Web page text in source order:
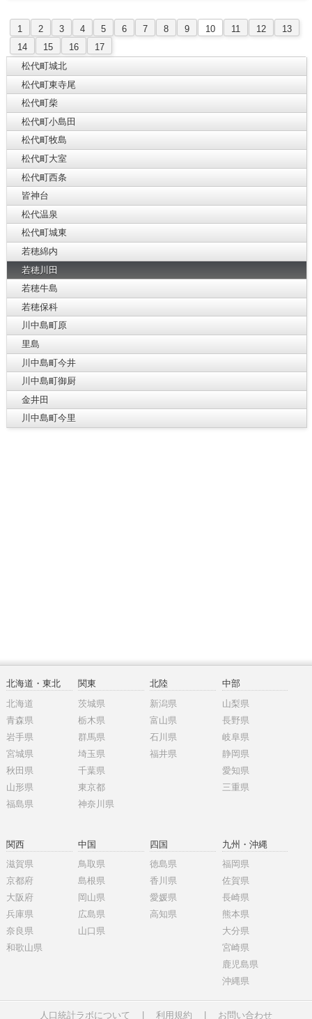
1 2 3 4 5 6 7 8 9 10 11 12
13
14
15 16
17
松代町城北
松代町東寺尾
松代町柴
松代町小島田
松代町牧島
松代町大室
松代町西条
皆神台
松代温泉
松代町城東
若穂綿内
若穂川田
若穂牛島
若穂保科
川中島町原
里島
川中島町今井
川中島町御厨
金井田
川中島町今里
北海道・東北
北海道
青森県
岩手県
宮城県
秋田県
山形県
福島県
関東
茨城県
栃木県
群馬県
埼玉県
千葉県
東京都
神奈川県
北陸
新潟県
富山県
石川県
福井県
中部
山梨県
長野県
岐阜県
静岡県
愛知県
三重県
関西
滋賀県
京都府
大阪府
兵庫県
奈良県
和歌山県
中国
鳥取県
島根県
岡山県
広島県
山口県
四国
徳島県
香川県
愛媛県
高知県
九州・沖縄
福岡県
佐賀県
長崎県
熊本県
大分県
宮崎県
鹿児島県
沖縄県
人口統計ラボについて 利用規約 お問い合わせ